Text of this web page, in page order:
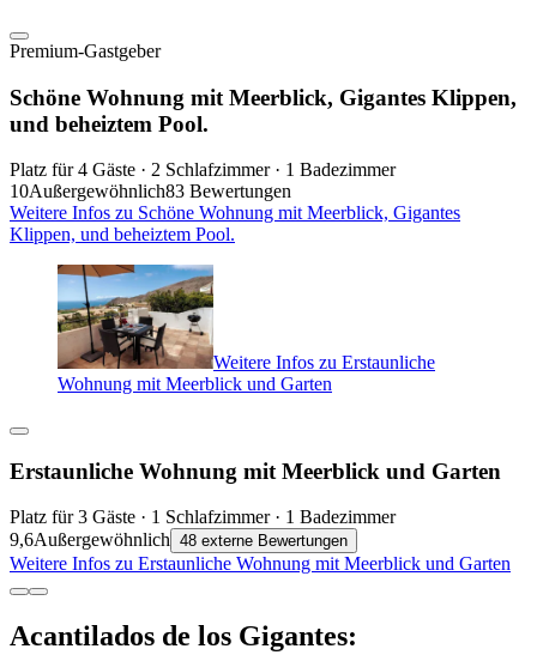
Premium-Gastgeber
Schöne Wohnung mit Meerblick, Gigantes Klippen,
und beheiztem Pool.
Platz für 4 Gäste · 2 Schlafzimmer · 1 Badezimmer
10Außergewöhnlich83 Bewertungen
Weitere Infos zu Schöne Wohnung mit Meerblick, Gigantes
Klippen, und beheiztem Pool.
Weitere Infos zu Erstaunliche
Wohnung mit Meerblick und Garten
Erstaunliche Wohnung mit Meerblick und Garten
Platz für 3 Gäste · 1 Schlafzimmer · 1 Badezimmer
9,6Außergewöhnlich 48 externe Bewertungen
Weitere Infos zu Erstaunliche Wohnung mit Meerblick und Garten
Acantilados de los Gigantes: